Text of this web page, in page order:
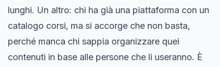
lunghi. Un altro: chi ha già una piattaforma con un
catalogo corsi, ma si accorge che non basta,
perché manca chi sappia organizzare quei
contenuti in base alle persone che li useranno. È